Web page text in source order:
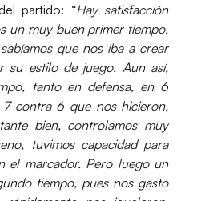
partido: “Hay satisfacción
un muy buen primer tiempo,
que nos iba a crear
su estilo de juego. Aun así,
tanto en defensa, en 6
contra 6 que nos hicieron,
bien, controlamos muy
tuvimos capacidad para
el marcador. Pero luego un
tiempo, pues nos gastó